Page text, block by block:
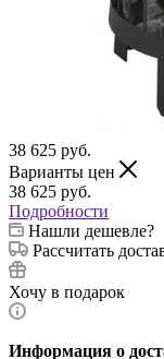
38 625 руб.
Варианты цен
38 625 руб.
Подробности
Нашли дешевле?
Рассчитать
Хочу в подарок
Информация о